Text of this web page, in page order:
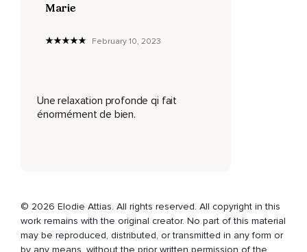
La paume de votre main droite.
Votre coude.
Détendez vos doigts de votre main gauche.
La paume de votre main.
Marie
February 10, 2023
Une relaxation profonde qi fait
énormément de bien.
© 2026 Elodie Attias. All rights reserved. All copyright in this
work remains with the original creator. No part of this material
may be reproduced, distributed, or transmitted in any form or
by any means, without the prior written permission of the